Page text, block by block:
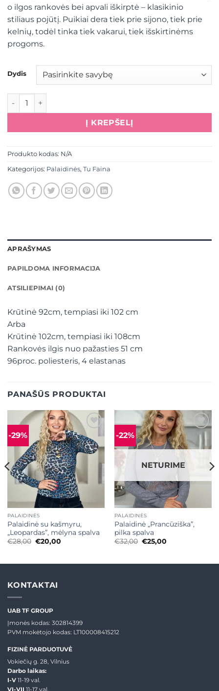
o ilgos rankovės bei apvali iškirptė – klasikinio
stiliaus pojūtį. Puikiai dera tiek prie sijono, tiek prie
kelnių, todėl tinka tiek vakarui, tiek išskirtinėms
progoms.
Dydis
produkto kiekis: Gipiūrinė palaidinė, kapučino
Į KREPŠELĮ
Produkto kodas: N/A
Kategorijos: Palaidinės, Tu Faina
APRAŠYMAS
PAPILDOMA INFORMACIJA
ATSILIEPIMAI (0)
Krūtinė 92cm, tempiasi iki 102 cm
Arba
Krūtinė 102cm, tempiasi iki 108cm
Rankovės ilgis nuo pažasties 51 cm
96proc. poliesteris, 4 elastanas
PANAŠŪS PRODUKTAI
-29% Mėgstamiausias
PALAIDINĖS
Palaidinė su kašmyru,
„Leopardas”, mėlyna spalva
€28,00 Original
price
€20,00Current
-22% Mėgstamiausias
NETURIME
PALAIDINĖS
Palaidinė „Prancūziška”,
pilka spalva
€32,00 Original
price
€25,00Current
KONTAKTAI
UAB TF GROUP
Įmonės kodas: 302814399
PVM mokėtojo kodas: LT100008415212
FIZINĖ PARDUOTUVĖ
Vokiečių g. 28, Vilnius
Darbo laikas:
I-V 11-19 val.
VI-VII 11-17 val.